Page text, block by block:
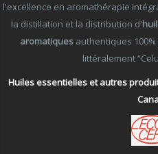
l'excellence en aromathérapie
la distillation et la distribution d'
aromatiquesauthentiques
littéralement
Huiles essentielles et autres